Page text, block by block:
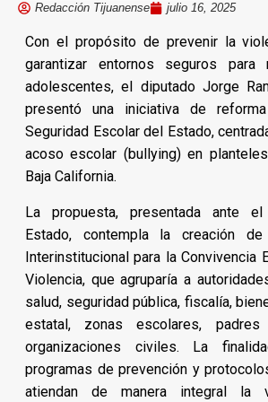
Redacción Tijuanense julio 16, 2025
Con el propósito de prevenir la
garantizar entornos seguros para
adolescentes, el diputado Jorge
presentó una iniciativa de
Seguridad Escolar del Estado,
acoso escolar (bullying) en
Baja California.
La propuesta, presentada ante el
Estado, contempla la creación
Interinstitucional para la Convivencia
Violencia, que agruparía a
salud, seguridad pública, fiscalía,
estatal, zonas escolares,
organizaciones civiles. La
programas de prevención y
atiendan de manera integral la